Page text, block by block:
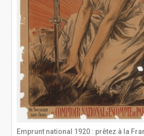
Emprunt national 1920 : prêtez à la